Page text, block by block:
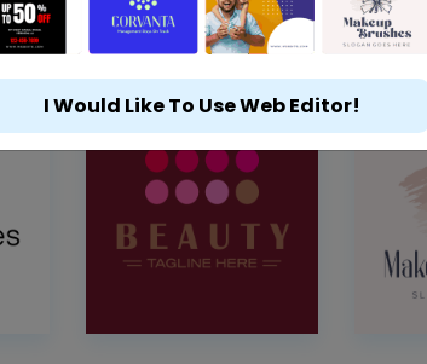
I Would Like To Use Web Editor!